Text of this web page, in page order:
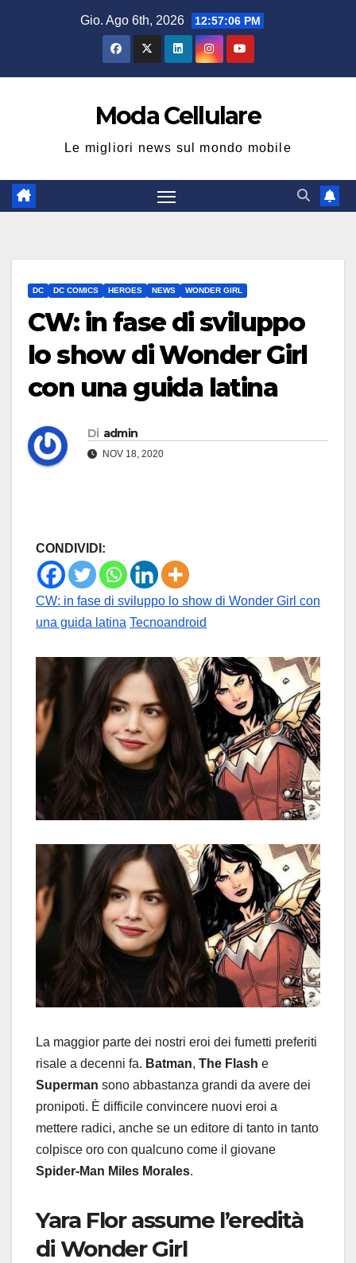
Gio. Ago 6th, 2026 12:57:07 PM
Moda Cellulare
Le migliori news sul mondo mobile
DC DC COMICS HEROES NEWS WONDER GIRL
CW: in fase di sviluppo
lo show di Wonder Girl
con una guida latina
Di admin
NOV 18, 2020
CONDIVIDI:
CW: in fase di sviluppo lo show di Wonder Girl con
una guida latina Tecnoandroid
La maggior parte dei nostri eroi dei fumetti preferiti
risale a decenni fa. Batman, The Flash e
Superman sono abbastanza grandi da avere dei
pronipoti. È difficile convincere nuovi eroi a
mettere radici, anche se un editore di tanto in tanto
colpisce oro con qualcuno come il giovane
Spider-Man Miles Morales.
Yara Flor assume l’eredità
di Wonder Girl